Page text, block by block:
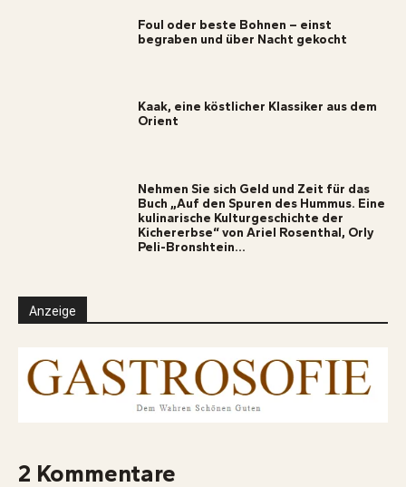
Foul oder beste Bohnen – einst
begraben und über Nacht gekocht
Kaak, eine köstlicher Klassiker aus dem
Orient
Nehmen Sie sich Geld und Zeit für das
Buch „Auf den Spuren des Hummus. Eine
kulinarische Kulturgeschichte der
Kichererbse“ von Ariel Rosenthal, Orly
Peli-Bronshtein...
Anzeige
2 Kommentare